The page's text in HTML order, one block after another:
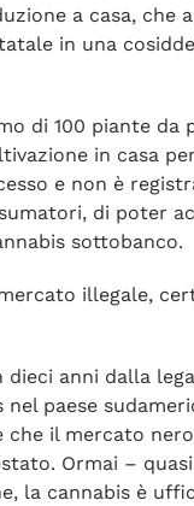
a casa, che
in una
di 100 piante da
in casa
e non è
di poter
sottobanco.
illegale,
dieci anni dalla
nel paese
che il mercato
Ormai –
la cannabis è